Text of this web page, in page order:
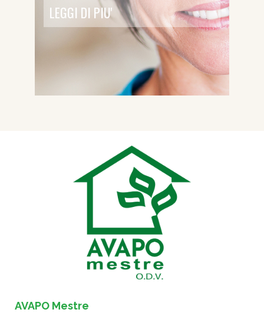
LEGGI DI PIU'
AVAPO Mestre